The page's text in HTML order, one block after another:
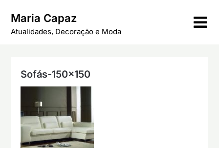
content
Maria Capaz
Atualidades, Decoração e Moda
Sofás-150×150